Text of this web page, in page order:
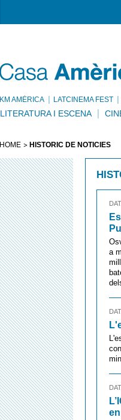
KM AMÈRICA LATCINEMA FEST
LITERATURA I ESCENA
HOME HISTÒRIC DE NOTÍCIES
a